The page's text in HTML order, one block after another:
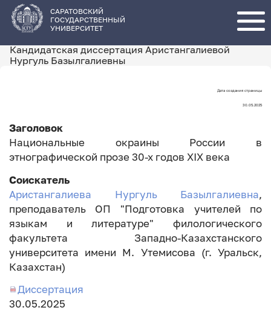
основному
содержанию
САРАТОВСКИЙ
ГОСУДАРСТВЕННЫЙ
УНИВЕРСИТЕТ
Кандидатская диссертация Аристангалиевой
Нургуль Базылгалиевны
Дата создания страницы
30.05.2025
Заголовок
Национальные окраины России в
этнографической прозе 30-х годов XIX века
Соискатель
Аристангалиева Нургуль Базылгалиевна,
преподаватель ОП "Подготовка учителей по
языкам и литературе" ​филологического
факультета​ Западно-Казахстанского
университета имени М. Утемисова​ (г. Уральск,
Казахстан)
Диссертация
Дата
30.05.2025